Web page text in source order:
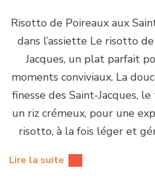
Risotto de Poireaux aux
dans l’assiette Le risotto
Jacques, un plat parfait
moments conviviaux. La
finesse des Saint-Jacques,
un riz crémeux, pour une
risotto, à la fois léger et
Lire la suite